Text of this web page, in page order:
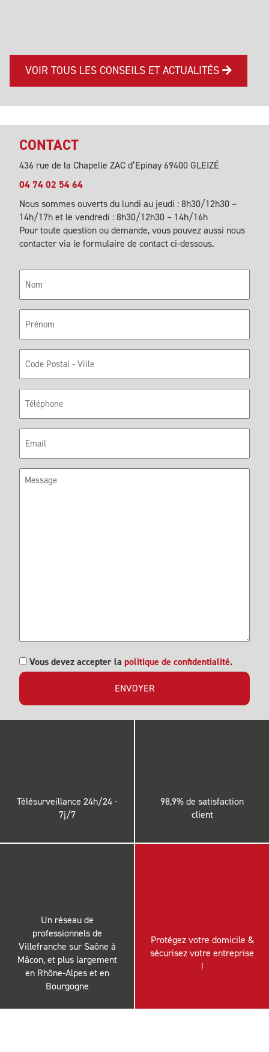
VOIR TOUS LES CONSEILS ET ACTUALITÉS
CONTACT
436 rue de la Chapelle ZAC d’Epinay 69400 GLEIZÉ
04 74 02 54 64
Nous sommes ouverts du lundi au jeudi : 8h30/12h30 –
14h/17h et le vendredi : 8h30/12h30 – 14h/16h
Pour toute question ou demande, vous pouvez aussi nous
contacter via le formulaire de contact ci-dessous.
Postal
mail
Message
RGPDVous devez accepter la politique de confidentialité.
Télésurveillance 24h/24 -
7j/7
98,9% de satisfaction
client
Un réseau de
professionnels de
Villefranche sur Saône à
Mâcon, et plus largement
en Rhône-Alpes et en
Bourgogne
Protégez votre domicile &
sécurisez votre entreprise
!